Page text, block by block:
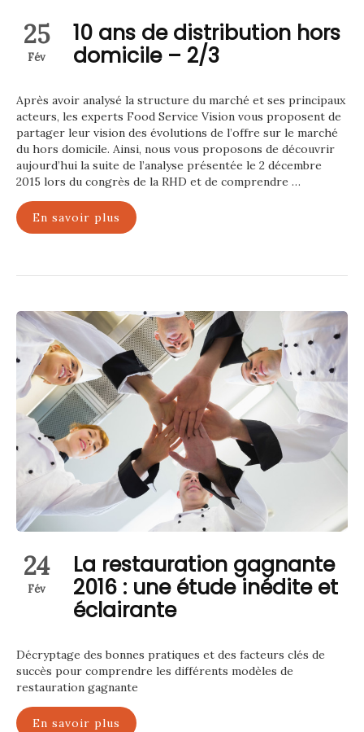
25
Fév
10 ans de distribution hors
domicile – 2/3
Après avoir analysé la structure du marché et ses principaux
acteurs, les experts Food Service Vision vous proposent de
partager leur vision des évolutions de l’offre sur le marché
du hors domicile. Ainsi, nous vous proposons de découvrir
aujourd’hui la suite de l’analyse présentée le 2 décembre
2015 lors du congrès de la RHD et de comprendre …
En savoir plus
24
Fév
La restauration gagnante
2016 : une étude inédite et
éclairante
Décryptage des bonnes pratiques et des facteurs clés de
succès pour comprendre les différents modèles de
restauration gagnante
En savoir plus